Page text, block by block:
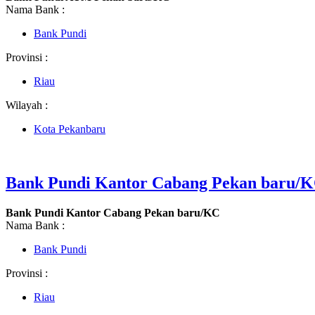
Nama Bank :
Bank Pundi
Provinsi :
Riau
Wilayah :
Kota Pekanbaru
Bank Pundi Kantor Cabang Pekan baru/
Bank Pundi Kantor Cabang Pekan baru/KC
Nama Bank :
Bank Pundi
Provinsi :
Riau